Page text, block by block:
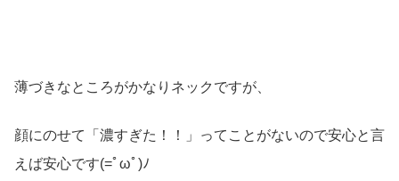
薄づきなところがかなりネックですが、
顔にのせて「濃すぎた！！」ってことがないので安心と言
えば安心です(=ﾟωﾟ)ﾉ